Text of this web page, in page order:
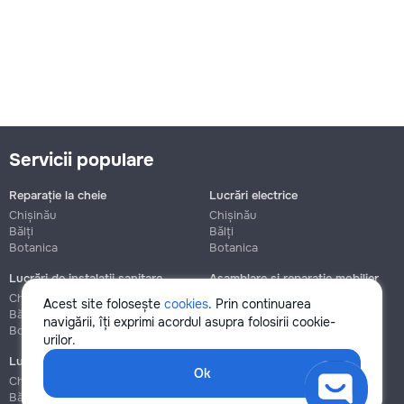
Acest site folosește cookies. Prin continuarea
navigării, îți exprimi acordul asupra folosirii cookie-
urilor.
Ok
Servicii populare
Reparație la cheie
Chișinău
Bălți
Botanica
Lucrări electrice
Chișinău
Bălți
Botanica
Lucrări de instalații sanitare
Chișinău
Bălți
Botanica
Asamblare și reparație mobilier
Chișinău
Botanica
Lucrări de construcție și instalare
Chișinău
Bălți